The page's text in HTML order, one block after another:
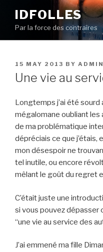
content
IDFOLLES
Par la force des contraires
POSTED
ON
15 MAY 2013 BY
Une vie au
Longtemps j’ai été sourd
mégalomane oubliant
de ma problématique
dépréciais ce que j’étais,
mon désespoir ne
tel inutile, ou encore
mêlant le goût du regret
C’était juste une
si vous pouvez
“une vie au service des
J’ai emmené ma fille